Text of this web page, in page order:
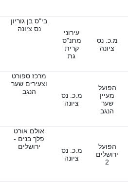
מ.כ. נס
ציונה
עירוני
מתנ"ס
קרית
גת
בי"ס בן גוריון
נס ציונה
הפועל
מעיין
שער
הנגב
מ.כ. נס
ציונה
מרכז ספורט
וצעירים שער
הנגב
הפועל
ירושלים
2
מ.כ. נס
ציונה
אולם אורט
פלך בנים -
ירושלים